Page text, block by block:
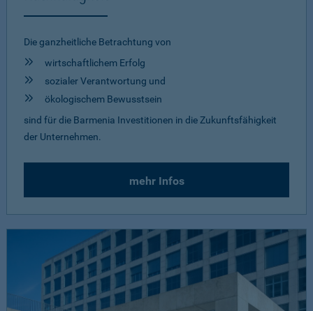
Die ganzheitliche Betrachtung von
wirtschaftlichem Erfolg
sozialer Verantwortung und
ökologischem Bewusstsein
sind für die Barmenia Investitionen in die Zukunftsfähigkeit
der Unternehmen.
mehr Infos